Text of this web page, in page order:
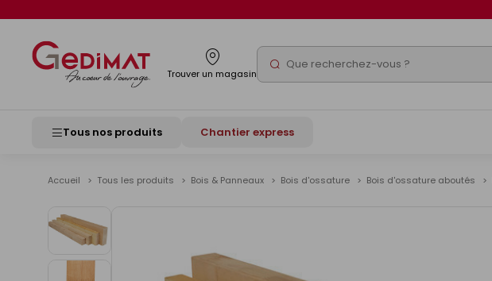
Trouver un magasin Rechercher
Tous nos produits Chantier express
Accueil Tous les produits Bois & Panneaux Bois d'ossature Bois d'ossature aboutés